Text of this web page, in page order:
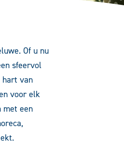
Of u nu
sfeervol
hart van
voor elk
met een